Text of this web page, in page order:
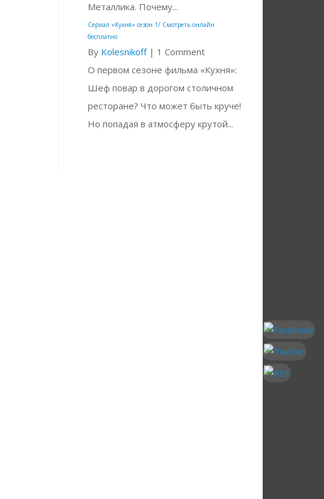
Металлика. Почему...
Сериал «Кухня» сезон 1/ Смотреть онлайн
бесплатно
By Kolesnikoff| 1 Comment
О первом сезоне фильма «Кухня»:
Шеф повар в дорогом столичном
ресторане? Что может быть круче!
Но попадая в атмосферу крутой...